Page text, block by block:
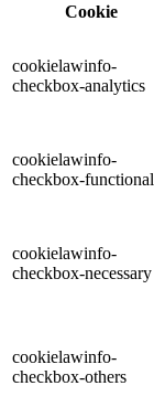
Cookie
cookielawinfo-
checkbox-analytics
cookielawinfo-
checkbox-functional
cookielawinfo-
checkbox-necessary
cookielawinfo-
checkbox-others